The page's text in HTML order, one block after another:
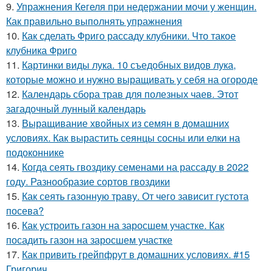
9. Упражнения Кегеля при недержании мочи у женщин.
Как правильно выполнять упражнения
10. Как сделать Фриго рассаду клубники. Что такое
клубника Фриго
11. Картинки виды лука. 10 съедобных видов лука,
которые можно и нужно выращивать у себя на огороде
12. Календарь сбора трав для полезных чаев. Этот
загадочный лунный календарь
13. Выращивание хвойных из семян в домашних
условиях. Как вырастить сеянцы сосны или елки на
подоконнике
14. Когда сеять гвоздику семенами на рассаду в 2022
году. Разнообразие сортов гвоздики
15. Как сеять газонную траву. От чего зависит густота
посева?
16. Как устроить газон на заросшем участке. Как
посадить газон на заросшем участке
17. Как привить грейпфрут в домашних условиях. #15